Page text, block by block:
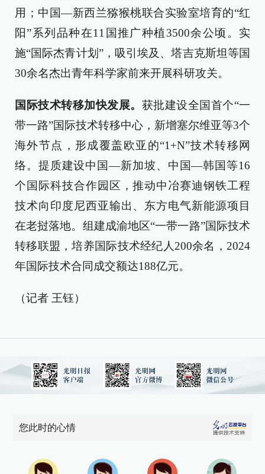
用；中国—新西兰猕猴桃联合实验室培育的“红
阳”系列品种在11国推广种植3500余公顷。实
施“国际杰青计划”，吸引埃及、塔吉克斯坦等国
30余名杰出青年科学家前来开展科研攻关。
国际技术转移加快发展。 获批建设全国首个“一
带一路”国际技术转移中心，新增塞尔维亚等3个
海外节点，形成覆盖欧亚的“1+N”技术转移网
络。提质建设中国—新加坡、中国—韩国等16
个国际科技合作园区，推动中冶赛迪钢铁工程
技术向印度尼西亚输出、东方电气新能源项目
在老挝落地。组建成渝地区“一带一路”国际技术
转移联盟，培养国际技术经纪人200余名，2024
年国际技术合同成交额达188亿元。
（记者 王钰）
您此时的心情